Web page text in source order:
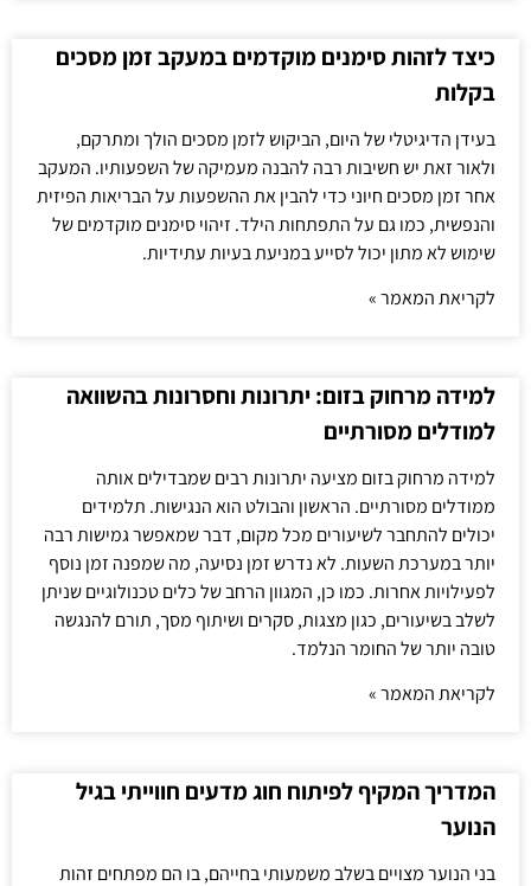
כיצד לזהות סימנים מוקדמים במעקב זמן מסכים
בקלות
בעידן הדיגיטלי של היום, הביקוש לזמן מסכים הולך ומתרקם,
ולאור זאת יש חשיבות רבה להבנה מעמיקה של השפעותיו. המעקב
אחר זמן מסכים חיוני כדי להבין את ההשפעות על הבריאות הפיזית
והנפשית, כמו גם על התפתחות הילד. זיהוי סימנים מוקדמים של
שימוש לא מתון יכול לסייע במניעת בעיות עתידיות.
לקריאת המאמר »
למידה מרחוק בזום: יתרונות וחסרונות בהשוואה
למודלים מסורתיים
למידה מרחוק בזום מציעה יתרונות רבים שמבדילים אותה
ממודלים מסורתיים. הראשון והבולט הוא הנגישות. תלמידים
יכולים להתחבר לשיעורים מכל מקום, דבר שמאפשר גמישות רבה
יותר במערכת השעות. לא נדרש זמן נסיעה, מה שמפנה זמן נוסף
לפעילויות אחרות. כמו כן, המגוון הרחב של כלים טכנולוגיים שניתן
לשלב בשיעורים, כגון מצגות, סקרים ושיתוף מסך, תורם להנגשה
טובה יותר של החומר הנלמד.
לקריאת המאמר »
המדריך המקיף לפיתוח חוג מדעים חווייתי בגיל
הנוער
בני הנוער מצויים בשלב משמעותי בחייהם, בו הם מפתחים זהות